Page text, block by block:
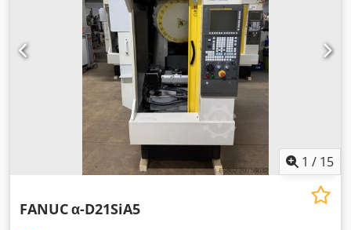
1 / 15
FANUCα-D21SiA5